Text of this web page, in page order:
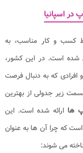
در اسپانیا
کسب و کار مناسب، به
شده است. در این کشور،
افرادی که به دنبال فرصت
زیر جدولی از بهترین
هاارائه شده است. این
که چرا آن ها به عنوان
می شوند: